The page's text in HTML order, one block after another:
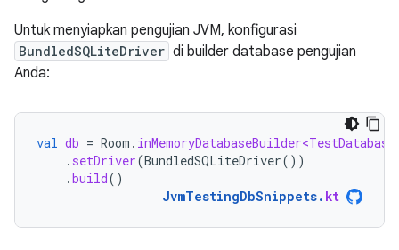
Untuk menyiapkan pengujian JVM, konfigurasi
BundledSQLiteDriver di builder database pengujian
Anda:
val db = Room .
. setDriver(BundledSQLiteDriver())
.build()
JvmTestingDbSnippets. kt